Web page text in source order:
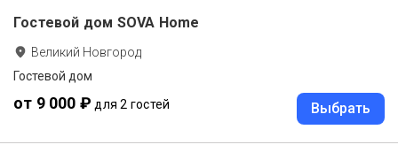
Гостевой дом SOVA Home
Великий Новгород
Гостевой дом
от 9 000 ₽ для 2 гостей Выбрать